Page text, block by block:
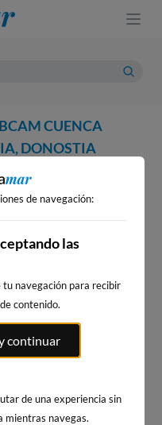
CUENCA
DONOSTIA
DRENANTE:
de navegación:
las
navegación para recibir
contenido.
continuar
de una experiencia sin
mientras navegas.